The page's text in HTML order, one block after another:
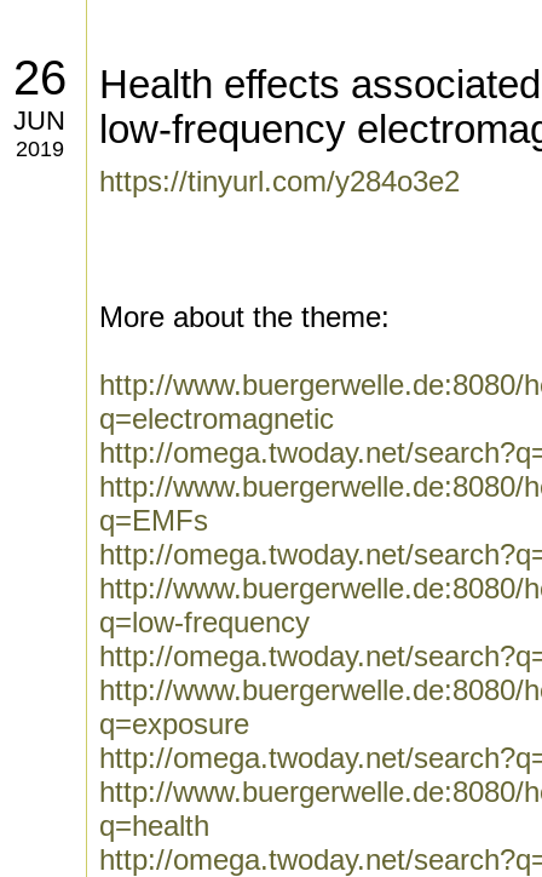
26
JUN
2019
Health effects
low-frequency
https://tinyurl.com/y284o3e2
More about the theme:
http://www.buergerwelle.de:8080/
q=electromagnetic
http://omega.twoday.net/
http://www.buergerwelle.de:8080/
q=EMFs
http://omega.twoday.net/
http://www.buergerwelle.de:8080/
q=low-frequency
http://omega.twoday.net/
http://www.buergerwelle.de:8080/
q=exposure
http://omega.twoday.net/
http://www.buergerwelle.de:8080/
q=health
http://omega.twoday.net/